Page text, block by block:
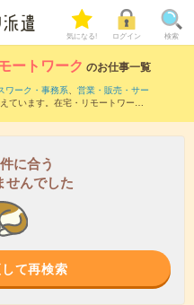
気になる! ログイン 検索
ートワーク のお仕事一覧
ワーク・事務系、 営業・販売・サー
ています。在宅・リモートワーク
に合う
せんでした
て再検索